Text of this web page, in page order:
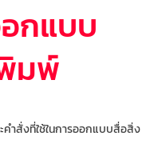
กแบบ
มพ์
คำสั่งที่ใช้ในการออกแบบสื่อสิ่ง